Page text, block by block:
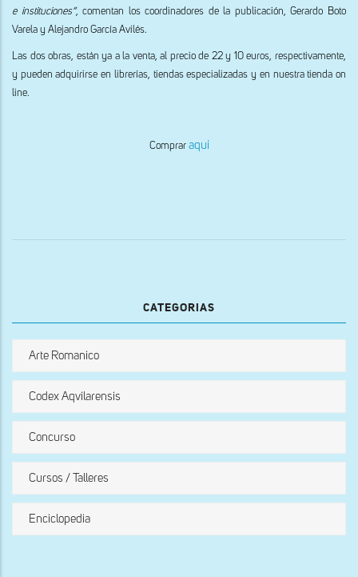
e instituciones”, comentan los coordinadores de la publicación, Gerardo Boto
Varela y Alejandro García Avilés.
Las dos obras, están ya a la venta, al precio de 22 y 10 euros, respectivamente,
y pueden adquirirse en librerías, tiendas especializadas y en nuestra tienda on
line.
Comprar aquí
CATEGORIAS
Arte Romanico
Codex Aqvilarensis
Concurso
Cursos / Talleres
Enciclopedia